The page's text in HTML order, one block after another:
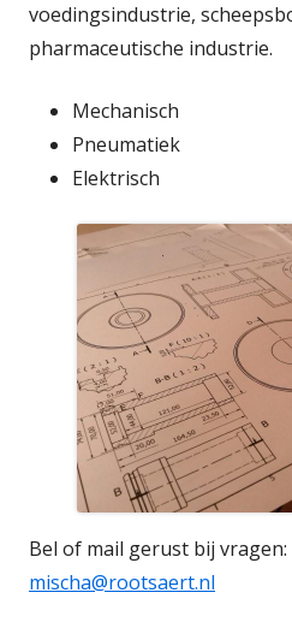
voedingsindustrie,
pharmaceutische industrie.
Mechanisch
Pneumatiek
Elektrisch
Bel of mail gerust bij
mischa@rootsaert.nl